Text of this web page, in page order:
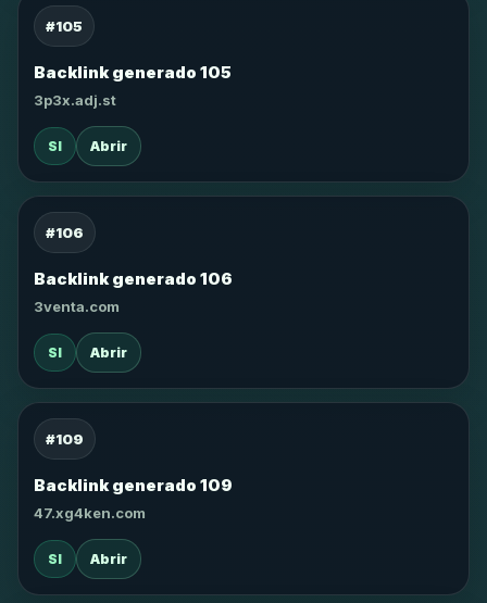
#105
Backlink generado 105
3p3x.adj.st
SI Abrir
#106
Backlink generado 106
3venta.com
SI Abrir
#109
Backlink generado 109
47.xg4ken.com
SI Abrir